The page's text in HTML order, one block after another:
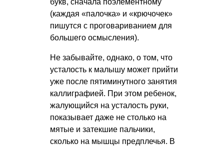
(каждая «палочка» и «крючочек»
пишутся с проговариванием для
большего осмысления).
Не забывайте, однако, о том, что
усталость к малышу может прийти
уже после пятиминутного занятия
каллиграфией. При этом ребенок,
жалующийся на усталость руки,
показывает даже не столько на
мятые и затекшие пальчики,
сколько на мышцы предплечья. В